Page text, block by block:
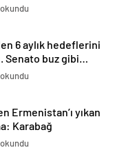
6 aylık hedeflerini
Senato buz gibi…
Ermenistan’ı yıkan
Karabağ
ayrılmaz bir